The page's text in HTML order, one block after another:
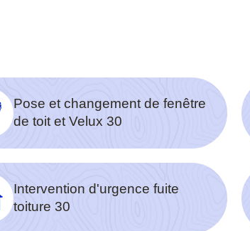
Pose et changement de fenêtre
de toit et Velux 30
Intervention d'urgence fuite
toiture 30